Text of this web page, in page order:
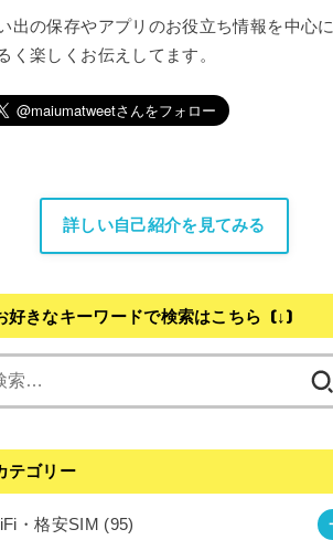
出の保存やアプリのお役立ち情報を中心に
く楽しくお伝えしてます。
詳しい自己紹介を見てみる
好きなキーワードで検索はこちら (↓)
テゴリー
・格安SIM (95)